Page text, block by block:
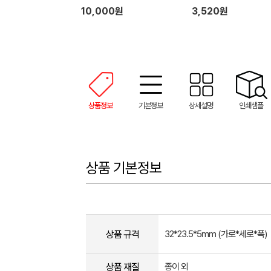
10,000원 3,520원
상품정보 기본정보 상세설명 인쇄샘플
상품 기본정보
상품 규격 32*23.5*5mm (가로*세로*폭)
상품 재질 종이 외